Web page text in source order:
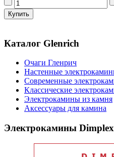
Каталог Glenrich
Очаги Гленрич
Настенные
Современные
Классические
Электрокамины из камня
Аксессуары для камина
Электрокамины Dimplex